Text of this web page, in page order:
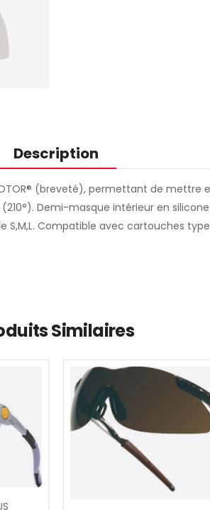
Description
(breveté), permettant de mettre
Demi-masque intérieur en
Compatible avec cartouches
Similaires